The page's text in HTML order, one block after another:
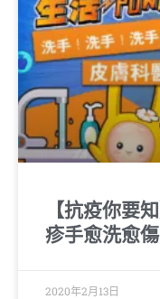
【抗疫你要
疹手愈洗愈傷
2020年2月13日